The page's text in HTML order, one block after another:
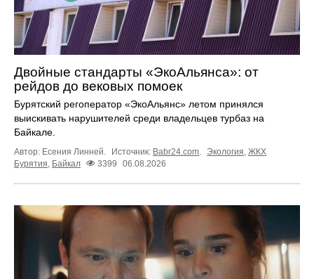
Двойные стандарты «ЭкоАльянса»: от
рейдов до вековых помоек
Бурятский регоператор «ЭкоАльянс» летом принялся
выискивать нарушителей среди владельцев турбаз на
Байкале.
Автор: Есения Линней. Источник: Babr24.com Экология ЖКХ
Бурятия Байкал 3399 06.08.2026